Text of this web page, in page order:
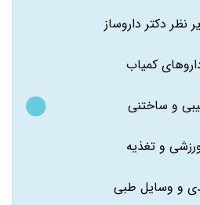
نظر دکتر داروساز
کمیاب
و ساختنی
و تغذیه
و وسایل طبی